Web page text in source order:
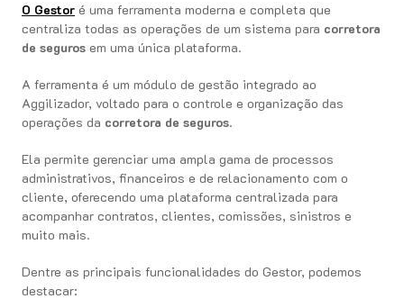
O Gestor é uma ferramenta moderna e completa que
centraliza todas as operações de um sistema para corretora
de seguros em uma única plataforma.
A ferramenta é um módulo de gestão integrado ao
Aggilizador, voltado para o controle e organização das
operações da corretora de seguros.
Ela permite gerenciar uma ampla gama de processos
administrativos, financeiros e de relacionamento com o
cliente, oferecendo uma plataforma centralizada para
acompanhar contratos, clientes, comissões, sinistros e
muito mais.
Dentre as principais funcionalidades do Gestor, podemos
destacar: